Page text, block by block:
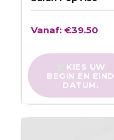
Vanaf: €39.50
KIES UW
BEGIN EN EIND
DATUM.